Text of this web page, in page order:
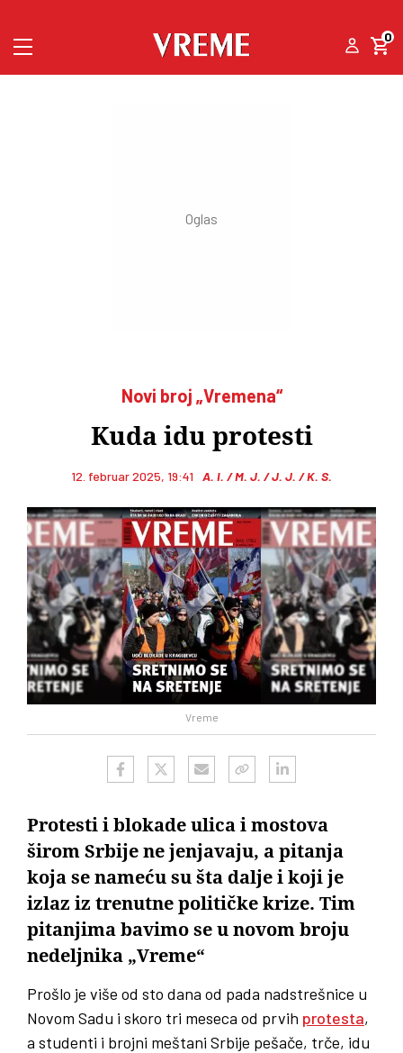
0
Novi broj „Vremena“
Kuda idu protesti
12. februar 2025, 19:41 A. I. / M. J. / J. J. / K. S.
Vreme
Protesti i blokade ulica i mostova
širom Srbije ne jenjavaju, a pitanja
koja se nameću su šta dalje i koji je
izlaz iz trenutne političke krize. Tim
pitanjima bavimo se u novom broju
nedeljnika „Vreme“
Prošlo je više od sto dana od pada nadstrešnice u
Novom Sadu i skoro tri meseca od prvih protesta,
a studenti i brojni meštani Srbije pešače, trče, idu